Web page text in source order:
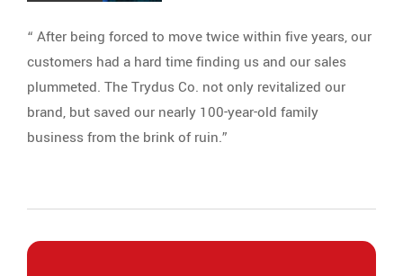
“ After being forced to move twice within five years, our
customers had a hard time finding us and our sales
plummeted. The Trydus Co. not only revitalized our
brand, but saved our nearly 100-year-old family
business from the brink of ruin.”